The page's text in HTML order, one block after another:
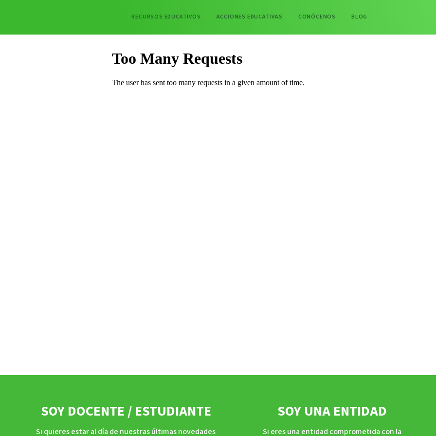
RECURSOS EDUCATIVOS ACCIONES EDUCATIVAS CONÓCENOS BLOG
SOY DOCENTE / ESTUDIANTE
Si quieres estar al día de nuestras últimas novedades
SOY UNA ENTIDAD
Si eres una entidad comprometida con la